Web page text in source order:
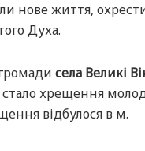
нове життя,
Духа.
села Великі
стало хрещення
відбулося в м.